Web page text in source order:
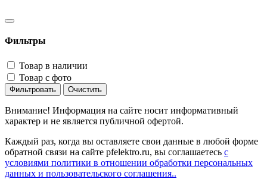
Фильтры
Товар в наличии
Товар с фото
Фильтровать Очистить
Внимание! Информация на сайте носит информативный
характер и не является публичной офертой.
Каждый раз, когда вы оставляете свои данные в любой форме
обратной связи на сайте pfelektro.ru, вы соглашаетесь с
условиями политики в отношении обработки персональных
данных и пользовательского соглашения..